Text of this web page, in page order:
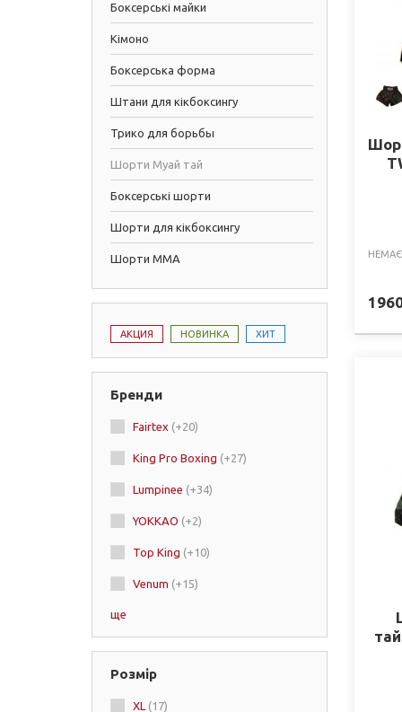
Боксерські майки
Кімоно
Боксерська форма
Штани для кікбоксингу
Трико для борьбы
Шорти Муай тай
Боксерські шорти
Шорти для кікбоксингу
Шорти ММА
АКЦИЯ НОВИНКА ХИТ
Бренди
Fairtex (+20)
King Pro Boxing (+27)
Lumpinee (+34)
YOKKAO (+2)
Top King (+10)
Venum (+15)
Manto
Dragon
ще
Розмір
XL (17)